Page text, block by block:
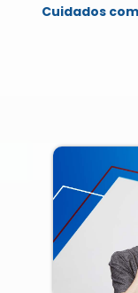
Cuidados